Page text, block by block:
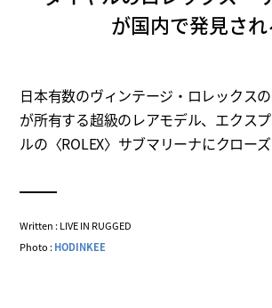
が国内で発見され
日本有数のヴィンテージ・ロレックス
が所有する超級のレアモデル、エクス
ルの〈ROLEX〉サブマリーナにクロー
Written : LIVE IN RUGGED
Photo :HODINKEE